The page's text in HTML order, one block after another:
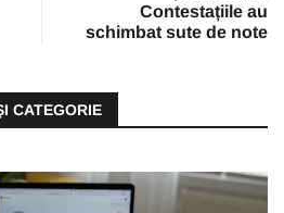
Contestațiile au
schimbat sute de note
CATEGORIE